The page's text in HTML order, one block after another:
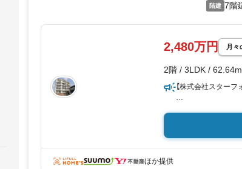
階建 7階
2,480万円 月々
2階 / 3LDK /
【株式会社スター
キャンペーン期間
■お電話にてのご対
ほか提供